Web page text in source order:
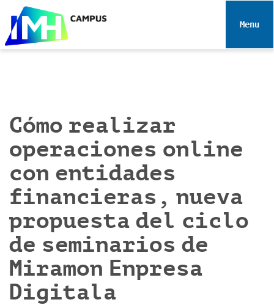
e
Toggle
Cómo realizar
operaciones online
con entidades
financieras, nueva
propuesta del ciclo
de seminarios de
Miramon Enpresa
Digitala